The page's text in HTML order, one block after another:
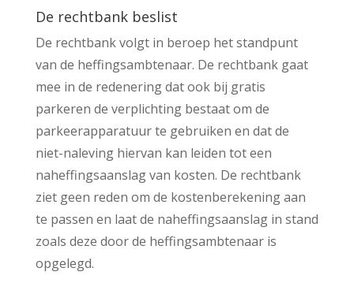
De rechtbank beslist
De rechtbank volgt in beroep het standpunt
van de heffingsambtenaar. De rechtbank gaat
mee in de redenering dat ook bij gratis
parkeren de verplichting bestaat om de
parkeerapparatuur te gebruiken en dat de
niet-naleving hiervan kan leiden tot een
naheffingsaanslag van kosten. De rechtbank
ziet geen reden om de kostenberekening aan
te passen en laat de naheffingsaanslag in stand
zoals deze door de heffingsambtenaar is
opgelegd.